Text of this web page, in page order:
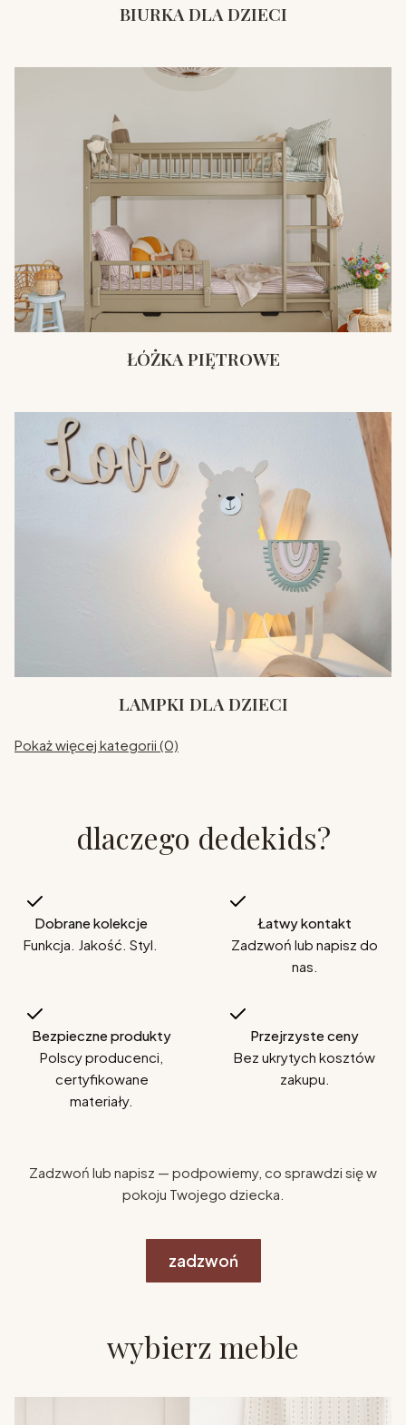
BIURKA DLA DZIECI
ŁÓŻKA PIĘTROWE
LAMPKI DLA DZIECI
Pokaż więcej kategorii (0)
dlaczego dedekids?
Dobrane kolekcje
Funkcja. Jakość. Styl.
Łatwy kontakt
Zadzwoń lub napisz do
nas.
Bezpieczne produkty
Polscy producenci,
certyfikowane
materiały.
Przejrzyste ceny
Bez ukrytych kosztów
zakupu.
Zadzwoń lub napisz — podpowiemy, co sprawdzi się w
pokoju Twojego dziecka.
zadzwoń
wybierz meble